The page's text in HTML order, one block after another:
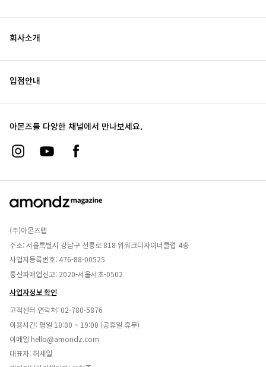
회사소개
입점안내
아몬즈를 다양한 채널에서 만나보세요.
(주)아몬즈랩
주소: 서울특별시 강남구 선릉로 818 위워크디자이너클럽 4층
사업자등록번호: 476-88-00525
통신파매업신고: 2020-서울서초-0502
사업자정보 확인
고객센터 연락처: 02-780-5876
이용시간: 평일 10:00 ~ 19:00 (공휴일 휴무)
이메일 hello@amondz.com
대표자: 허세일